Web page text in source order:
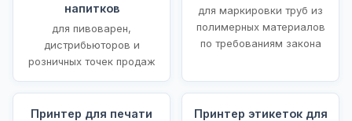
напитков
для пивоварен,
дистрибьюторов и
розничных точек продаж
для маркировки труб из
полимерных материалов
по требованиям закона
Принтер для печати
Принтер этикеток для